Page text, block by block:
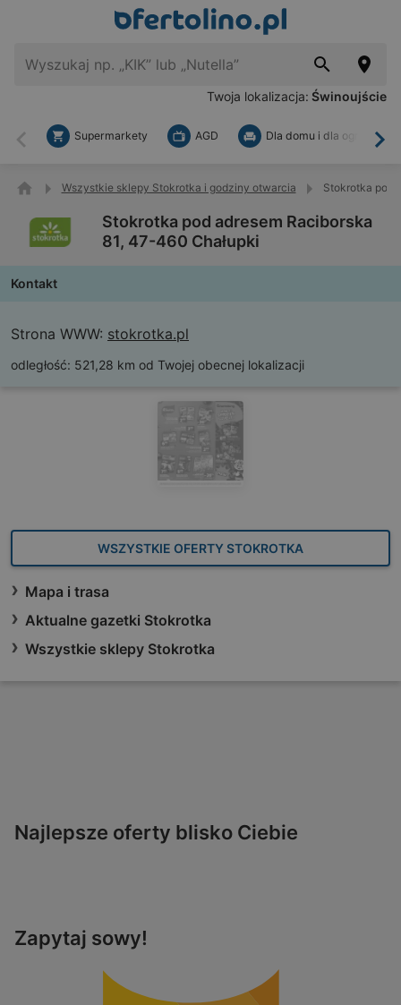
Twoja lokalizacja: Świnoujście
Wstecz
Supermarkety AGD Dla domu i dla ogrodu
Wszystkie sklepy Stokrotka i godziny otwarcia Stokrotka pod
Stokrotka pod adresem Raciborska
81, 47-460 Chałupki
Kontakt
Strona WWW: stokrotka.pl
odległość: 521,28 km od Twojej obecnej lokalizacji
WSZYSTKIE OFERTY STOKROTKA
Mapa i trasa
Aktualne gazetki Stokrotka
Wszystkie sklepy Stokrotka
Najlepsze oferty blisko Ciebie
Zapytaj sowy!